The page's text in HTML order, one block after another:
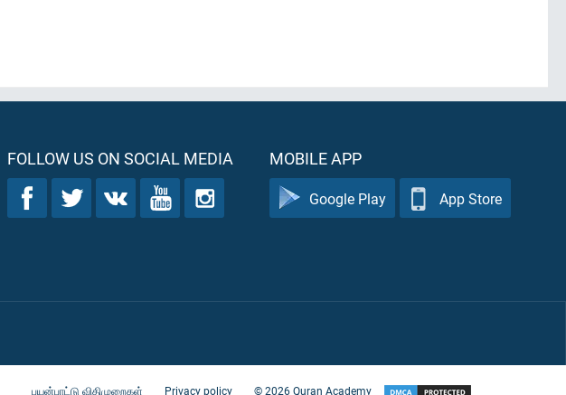
FOLLOW US ON SOCIAL MEDIA MOBILE APP
Google Play App Store
பயன்பாட்டு விதிமுறைகள் Privacy policy ©2026Quran Academy